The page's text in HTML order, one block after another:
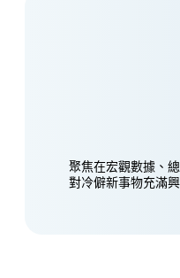
聚焦在宏觀數據、
對冷僻新事物充滿